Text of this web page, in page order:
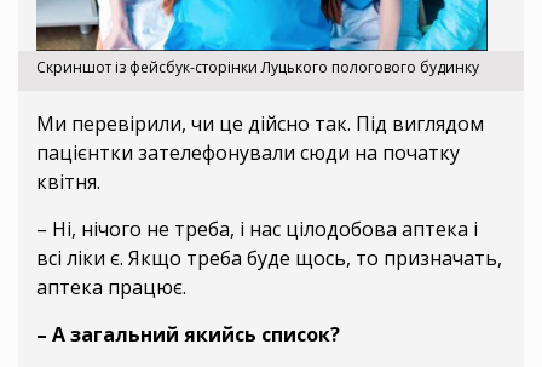
Скриншот із фейсбук-сторінки Луцького пологового будинку
Ми перевірили, чи це дійсно так. Під виглядом
пацієнтки зателефонували сюди на початку
квітня.
– Ні, нічого не треба, і нас цілодобова аптека і
всі ліки є. Якщо треба буде щось, то призначать,
аптека працює.
– А загальний якийсь список?